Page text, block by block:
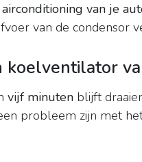
van je
van de condensor
koelventilator
vijf minuten blijft
probleem zijn met